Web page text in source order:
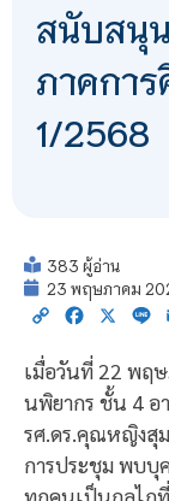
สนับสนุ
ภาคกา
1/2568
383 ผู้อ่าน
23 พฤษภาคม
Copy Facebook
X
เมื่อวันที่ 22 พฤ
นพิยากร ชั้น 4 อ
รศ.ดร.คุณหญิงสุ
การประชุม พบบุ